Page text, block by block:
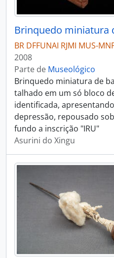
Brinquedo miniatura
BR DFFUNAI RJMI MUS-
2008
Parte de Museológico
Brinquedo miniatura de
talhado em um só bloco
identificada,
depressão, repousado
fundo a inscrição "IRU"
Asurini do Xingu